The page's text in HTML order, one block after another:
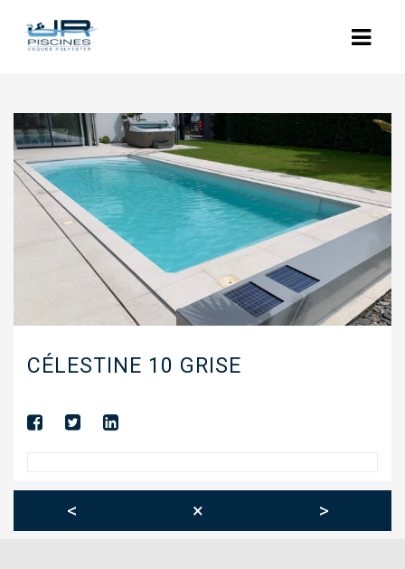
ACCUEIL
L’ENTREPRISE
NOS PISCINES
POLYESTER
COQUES POLYESTER : LES MODÈLES
PISCINES BÉTON
EQUIPEMENTS
TOILES TENDUES
TRAITEMENT AUTOMATIQUE DE L’EAU
CÉLESTINE 10 GRISE
< × >